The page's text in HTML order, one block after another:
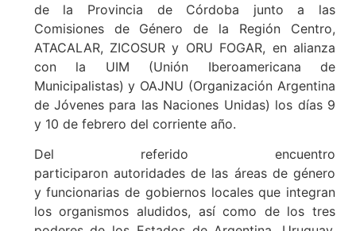
de la Provincia de Córdoba junto a las
Comisiones de Género de la Región Centro,
ATACALAR, ZICOSUR y ORU FOGAR, en alianza
con la UIM (Unión Iberoamericana de
Municipalistas) y OAJNU (Organización Argentina
de Jóvenes para las Naciones Unidas) los días 9
y 10 de febrero del corriente año.
Del referido encuentro
participaron autoridades de las áreas de género
y funcionarias de gobiernos locales que integran
los organismos aludidos, así como de los tres